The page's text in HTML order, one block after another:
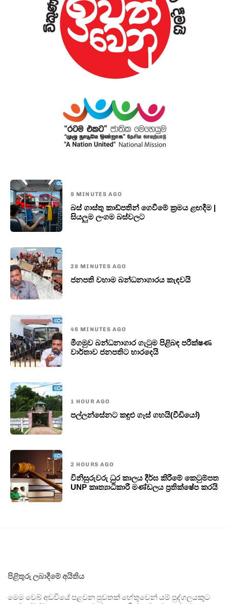
9 MINUTES AGO
බස් ගාස්තු කාඩ්පතින් ගෙවීමේ ක්‍රමය ළඟදීම |
සියලුම ලංගම බස්වලට
28 MINUTES AGO
ජනපති වහාම බන්ධනාගාරය කැඳවයි
46 MINUTES AGO
මීගමුව බන්ධනාගාර ගැටුම පිළිබඳ පරීක්ෂණ
වාර්තාව ජනපතිට භාරදෙයි
1 HOUR AGO
පල්ලන්සේනට කඳුළු ගෑස් ගහයි(වීඩියෝ)
2 HOURS AGO
විනිසුරුවරු ධුර කාලය දීර්ඝ කිරීමේ කෙටුම්පත
UNP කෘත්‍යාධිකාරී මණ්ඩලය ප්‍රතික්ෂේප කරයි
පිළිතුරු ලබාදීමේ අයිතිය
මෙම වෙබ් අඩවියේ පළවන පුවතක් හේතුවෙන් යම් පුද්ගලයකුට